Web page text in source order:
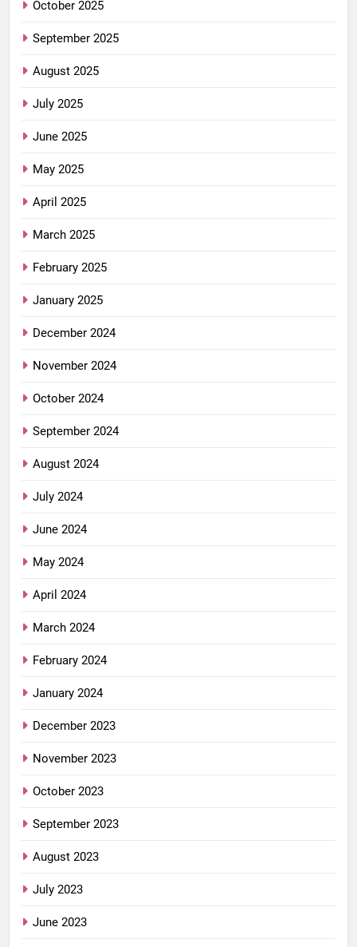
October 2025
September 2025
August 2025
July 2025
June 2025
May 2025
April 2025
March 2025
February 2025
January 2025
December 2024
November 2024
October 2024
September 2024
August 2024
July 2024
June 2024
May 2024
April 2024
March 2024
February 2024
January 2024
December 2023
November 2023
October 2023
September 2023
August 2023
July 2023
June 2023